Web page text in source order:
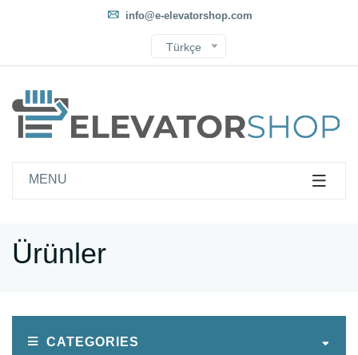
info@e-elevatorshop.com
Türkçe
MENU
Ürünler
CATEGORIES